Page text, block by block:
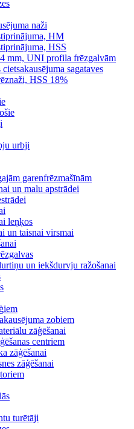
naži
HM
HSS
mm, UNI profila frēzgalvām
sagataves
HSS 18%
urbji
garenfrēzmašīnām
un malu apstrādei
leņķos
un taisnai virsmai
un iekšdurvju ražošanai
zobiem
zāģēšanai
centriem
zāģēšanai
zāģēšanai
turētāji